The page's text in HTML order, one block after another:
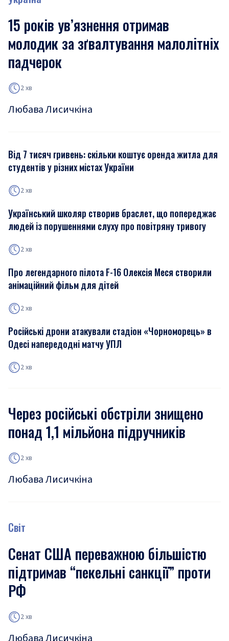
15 років ув’язнення отримав
молодик за зґвалтування малолітніх
падчерок
2 хв
Любава Лисичкіна
Від 7 тисяч гривень: скільки коштує оренда житла для
студентів у різних містах України
2 хв
Український школяр створив браслет, що попереджає
людей із порушеннями слуху про повітряну тривогу
2 хв
Про легендарного пілота F-16 Олексія Меся створили
анімаційний фільм для дітей
2 хв
Російські дрони атакували стадіон «Чорноморець» в
Одесі напередодні матчу УПЛ
2 хв
Через російські обстріли знищено
понад 1,1 мільйона підручників
2 хв
Любава Лисичкіна
Світ
Сенат США переважною більшістю
підтримав “пекельні санкції” проти
РФ
2 хв